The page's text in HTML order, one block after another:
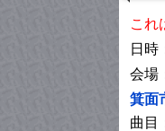
これ
日時
会場
箕面
曲目